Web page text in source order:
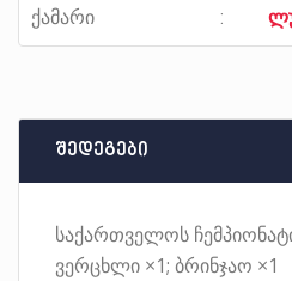
ქამარი
შედეგები
საქართველოს
ვერცხლი ×1; ბრინჯაო ×1